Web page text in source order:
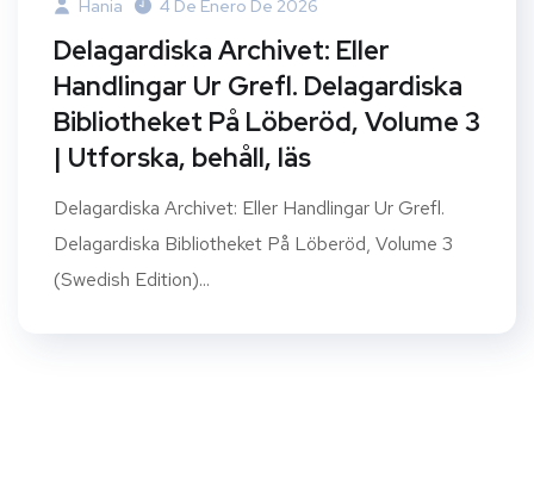
Hania 4 De Enero De 2026
Delagardiska Archivet: Eller
Handlingar Ur Grefl. Delagardiska
Bibliotheket På Löberöd, Volume 3
| Utforska, behåll, läs
Delagardiska Archivet: Eller Handlingar Ur Grefl.
Delagardiska Bibliotheket På Löberöd, Volume 3
(Swedish Edition)...